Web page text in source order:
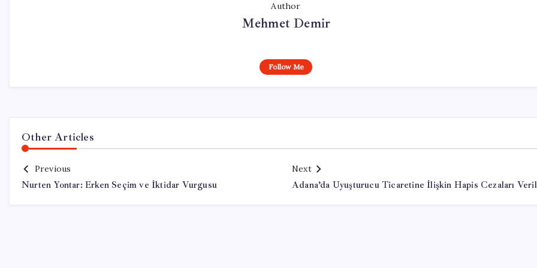
Author
Mehmet Demir
Follow Me
Other Articles
Previous
Nurten Yontar: Erken Seçim ve İktidar Vurgusu
Next
Adana’da Uyuşturucu Ticaretine İlişkin Hapis Cezaları